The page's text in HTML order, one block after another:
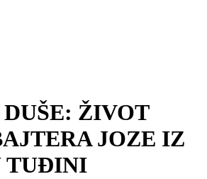
ŽIVOT
JOZE IZ
TUĐINI